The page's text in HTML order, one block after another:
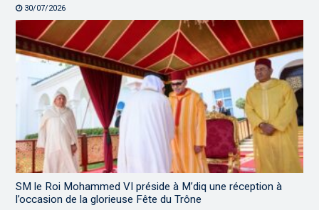
30/07/2026
SM le Roi Mohammed VI préside à M’diq une réception à
l’occasion de la glorieuse Fête du Trône